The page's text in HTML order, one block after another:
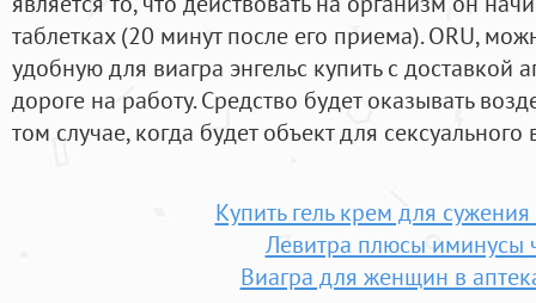
таблетках (20 минут после его приема). ORU,
удобную для виагра энгельс купить с
дороге на работу. Средство будет оказывать
том случае, когда будет объект для
Купить гель крем для
Левитра плюсы иминусы
Виагра для женщин в